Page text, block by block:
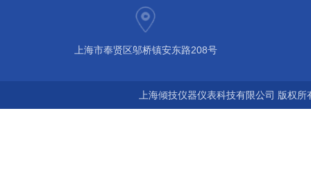
上海市奉贤区邬桥镇安东路208号
上海倾技仪器仪表科技有限公司 版权